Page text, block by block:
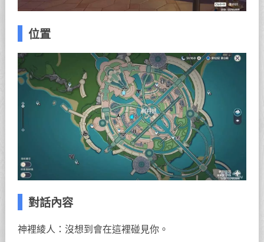
位置
對話內容
神裡綾人：沒想到會在這裡碰見你。